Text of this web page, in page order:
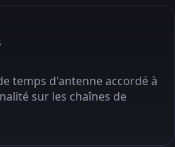
temps d'antenne accordé à
sur les chaînes de